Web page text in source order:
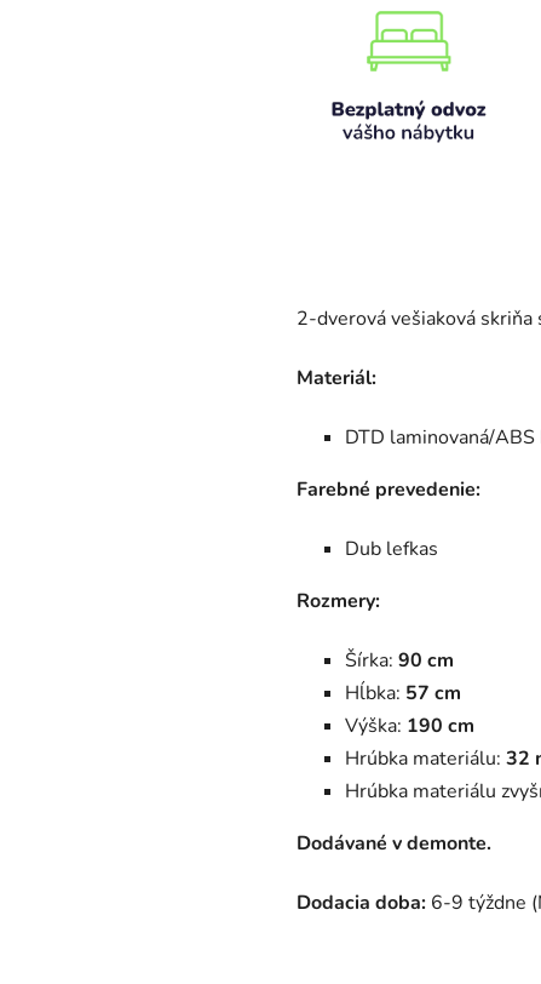
2-dverová vešiaková
Materiál:
DTD laminovaná/
Farebné prevedenie:
Dub lefkas
Rozmery:
Šírka: 90 cm
Hĺbka: 57 cm
Výška: 190 cm
Hrúbka materiálu: 32
Hrúbka materiálu
Dodávané v demonte.
Dodacia doba: 6-9 týždne